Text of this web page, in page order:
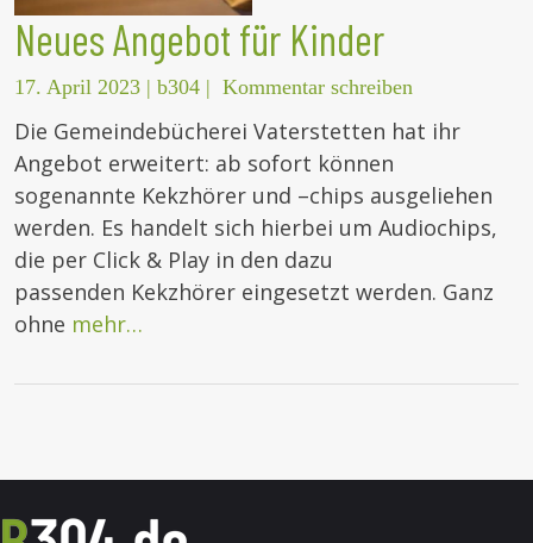
Neues Angebot für Kinder
17. April 2023 | b304 | Kommentar schreiben
Die Gemeindebücherei Vaterstetten hat ihr
Angebot erweitert: ab sofort können
sogenannte Kekzhörer und –chips ausgeliehen
werden. Es handelt sich hierbei um Audiochips,
die per Click & Play in den dazu
passenden Kekzhörer eingesetzt werden. Ganz
ohne mehr…